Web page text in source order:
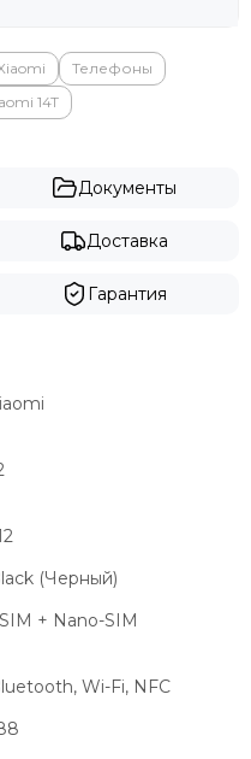
Телефоны
14T
Документы
Доставка
Гарантия
(Черный)
+ Nano-SIM
Wi-Fi, NFC